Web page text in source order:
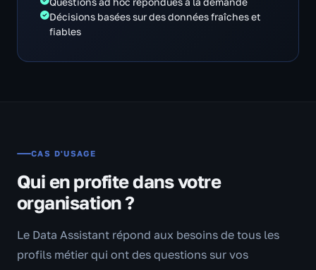
Décisions basées sur des données fraîches et
fiables
CAS D'USAGE
Qui en profite dans votre
organisation ?
Le Data Assistant répond aux besoins de tous les
profils métier qui ont des questions sur vos